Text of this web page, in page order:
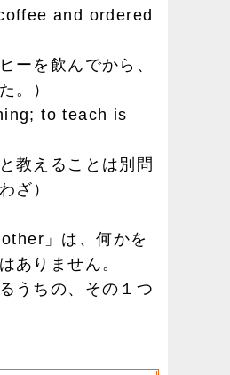
and ordered
ーを飲んでから、
。）
to teach is
教えることは別問
ざ）
」は、何かを
ありません。
うちの、その１つ